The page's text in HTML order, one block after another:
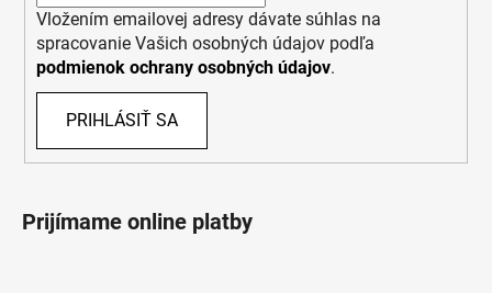
Vložením emailovej adresy dávate súhlas na
spracovanie Vašich osobných údajov podľa
podmienok ochrany osobných údajov.
PRIHLÁSIŤ SA
Prijímame online platby